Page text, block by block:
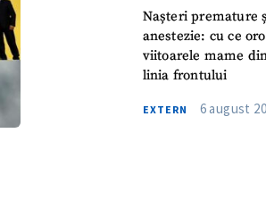
Nașteri premature
anestezie: cu ce
viitoarele mame
linia frontului
EXTERN 6 august
+ Telefon personal
Am citit și sunt de acord cupolitica de
TRIMITE ȘTIREA